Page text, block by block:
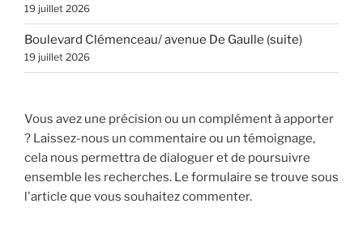
19 juillet 2026
Boulevard Clémenceau/ avenue De Gaulle (suite)
19 juillet 2026
Vous avez une précision ou un complément à apporter
? Laissez-nous un commentaire ou un témoignage,
cela nous permettra de dialoguer et de poursuivre
ensemble les recherches. Le formulaire se trouve sous
l'article que vous souhaitez commenter.